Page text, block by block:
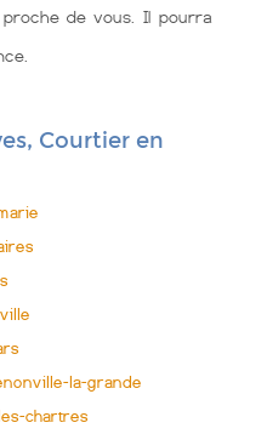
proche de vous. Il pourra
Courtier en
la-grande
chartres